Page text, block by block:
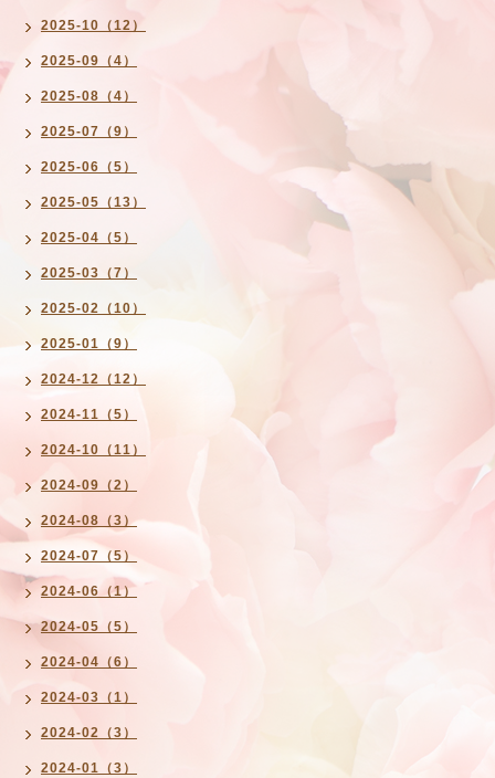
2025-10（12）
2025-09（4）
2025-08（4）
2025-07（9）
2025-06（5）
2025-05（13）
2025-04（5）
2025-03（7）
2025-02（10）
2025-01（9）
2024-12（12）
2024-11（5）
2024-10（11）
2024-09（2）
2024-08（3）
2024-07（5）
2024-06（1）
2024-05（5）
2024-04（6）
2024-03（1）
2024-02（3）
2024-01（3）